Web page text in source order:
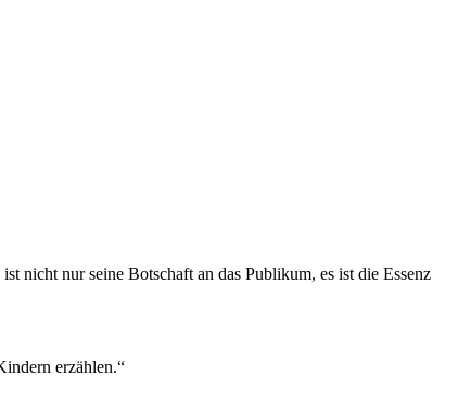
nicht nur seine Botschaft an das Publikum, es ist die Essenz
erzählen.“